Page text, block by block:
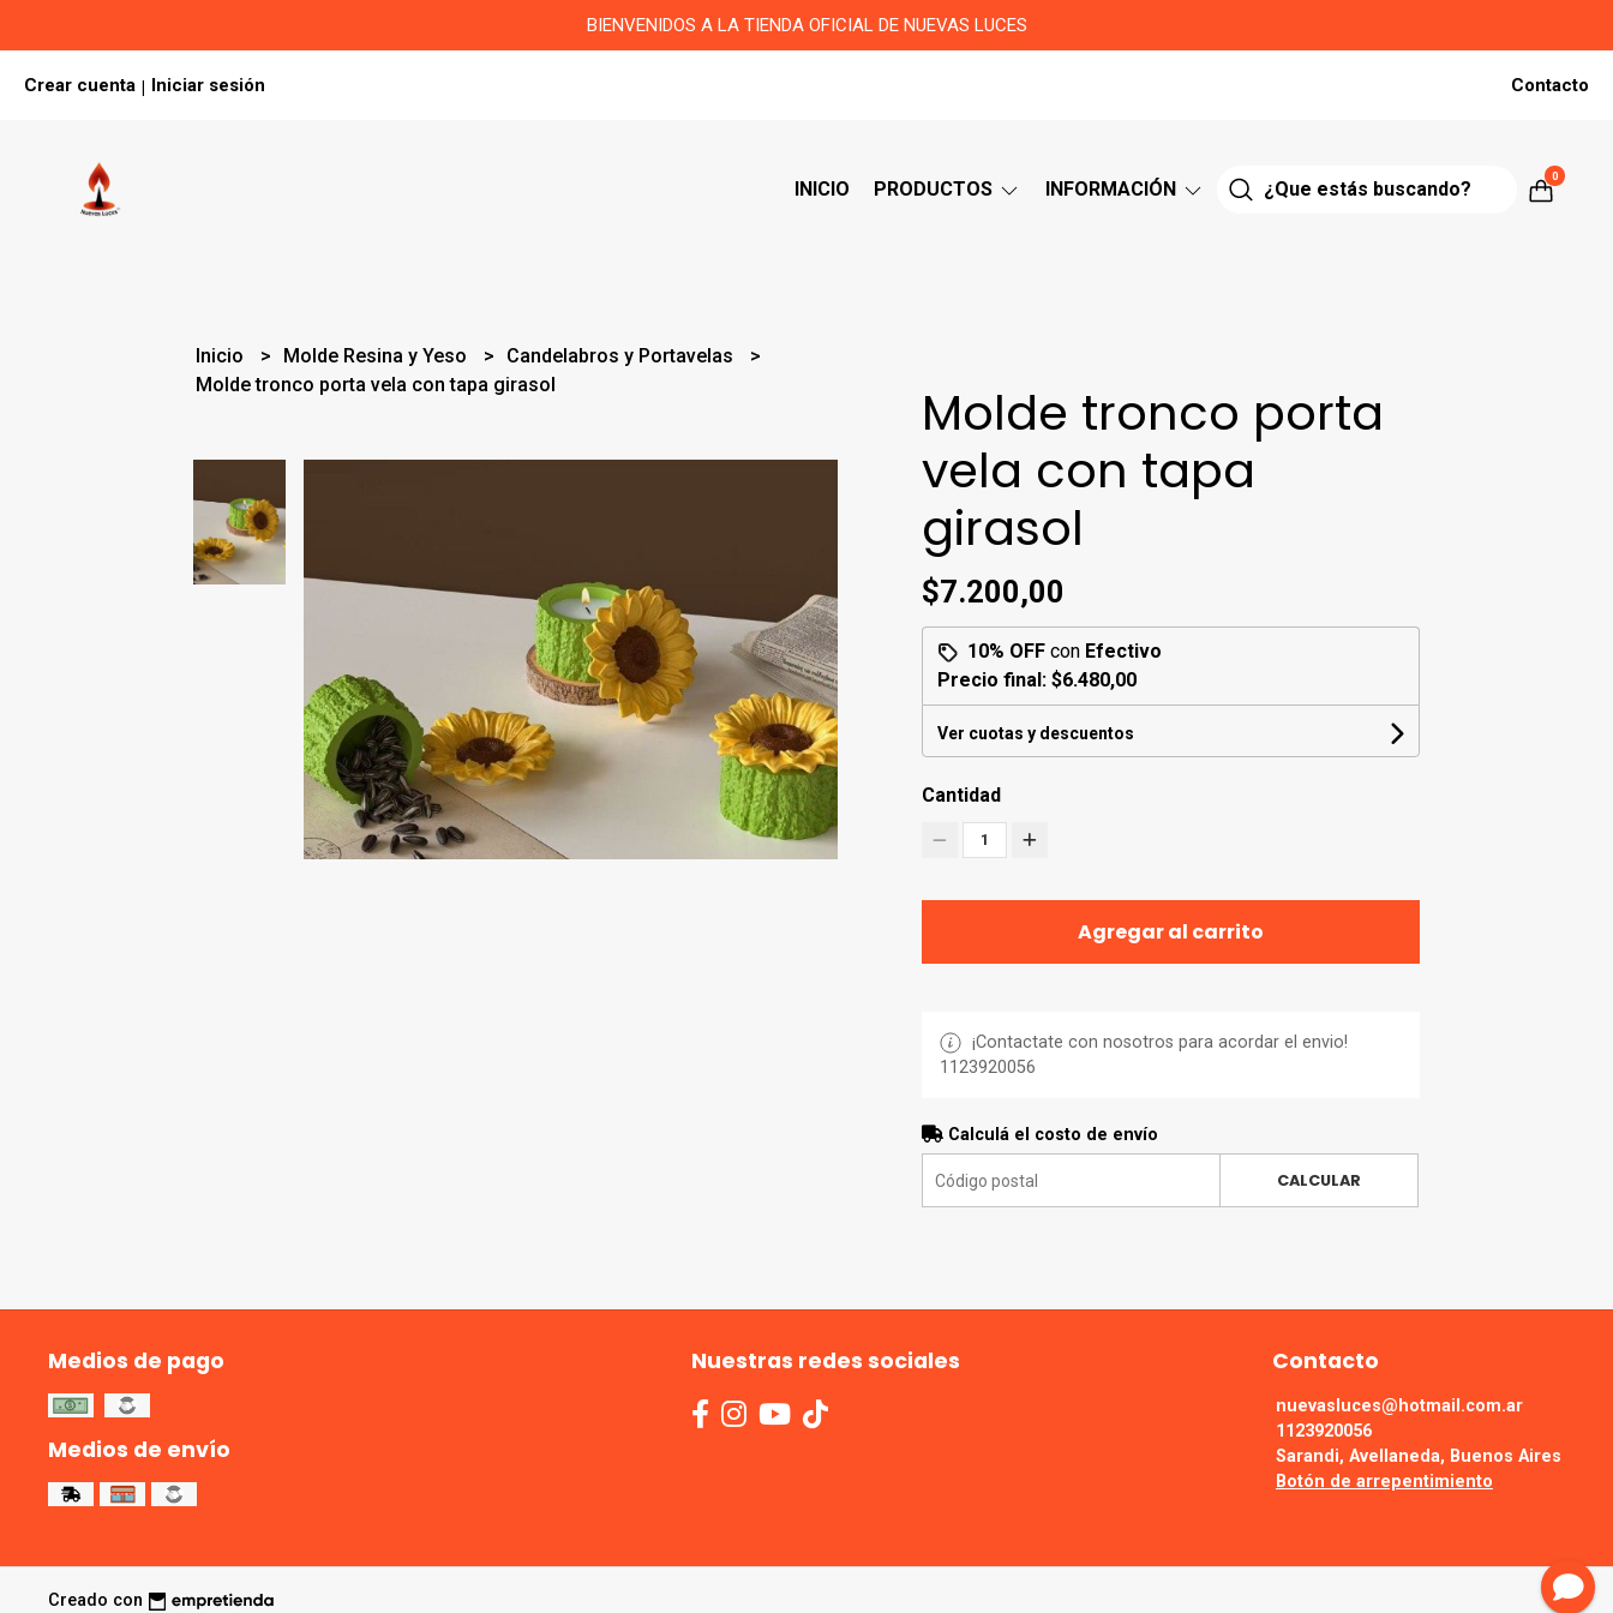
BIENVENIDOS A LA TIENDA OFICIAL DE NUEVAS LUCES
Crear cuenta | Iniciar sesión Contacto
INICIO PRODUCTOS INFORMACIÓN
0
Inicio Molde Resina y Yeso
Candelabros y Portavelas
Molde tronco porta vela con tapa girasol
Molde tronco porta
vela con tapa
girasol
$7.200,00
10% OFFcon Efectivo
Precio final: $6.480,00
Ver cuotas y descuentos
Cantidad
1
Agregar al carrito
¡Contactate con nosotros para acordar el envio!
1123920056
Calculá el costo de envío
CALCULAR
Medios de pago
Medios de envío
Nuestras redes sociales Contacto
nuevasluces@hotmail.com.ar
1123920056
Sarandi, Avellaneda, Buenos Aires
Botón de arrepentimiento
Creado con